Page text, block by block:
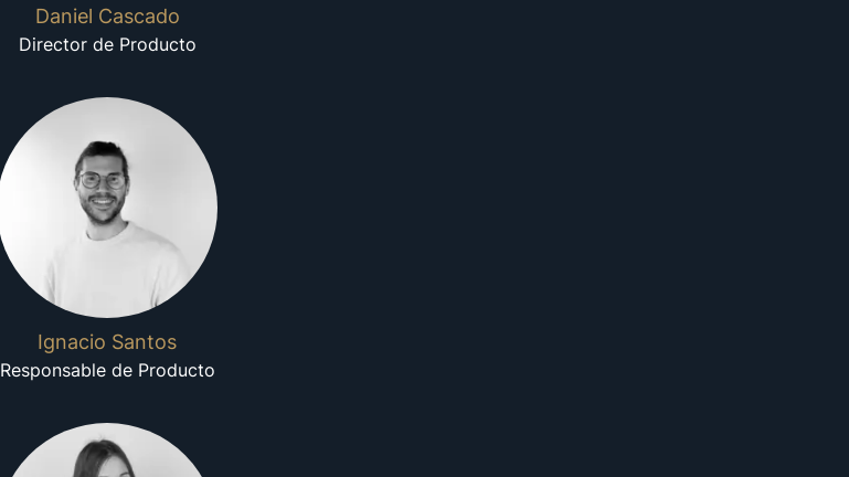
Daniel Cascado
Director de Producto
Ignacio Santos
Responsable de Producto